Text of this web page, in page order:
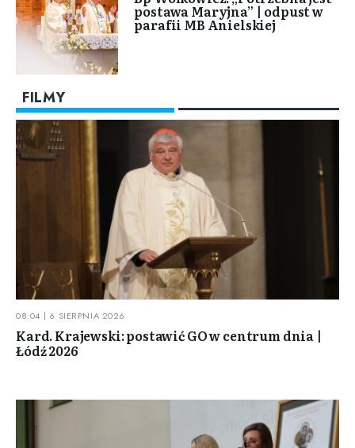
postawa Maryjna” | odpust w
parafii MB Anielskiej
FILMY
08:04 | 6 SIERPNIA 2026
Kard. Krajewski: postawić GO w centrum dnia |
Łódź 2026